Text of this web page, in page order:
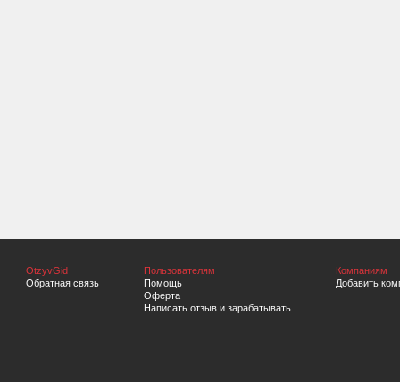
OtzyvGid
Обратная связь
Пользователям
Помощь
Оферта
Написать отзыв и зарабатывать
Компаниям
Добавить